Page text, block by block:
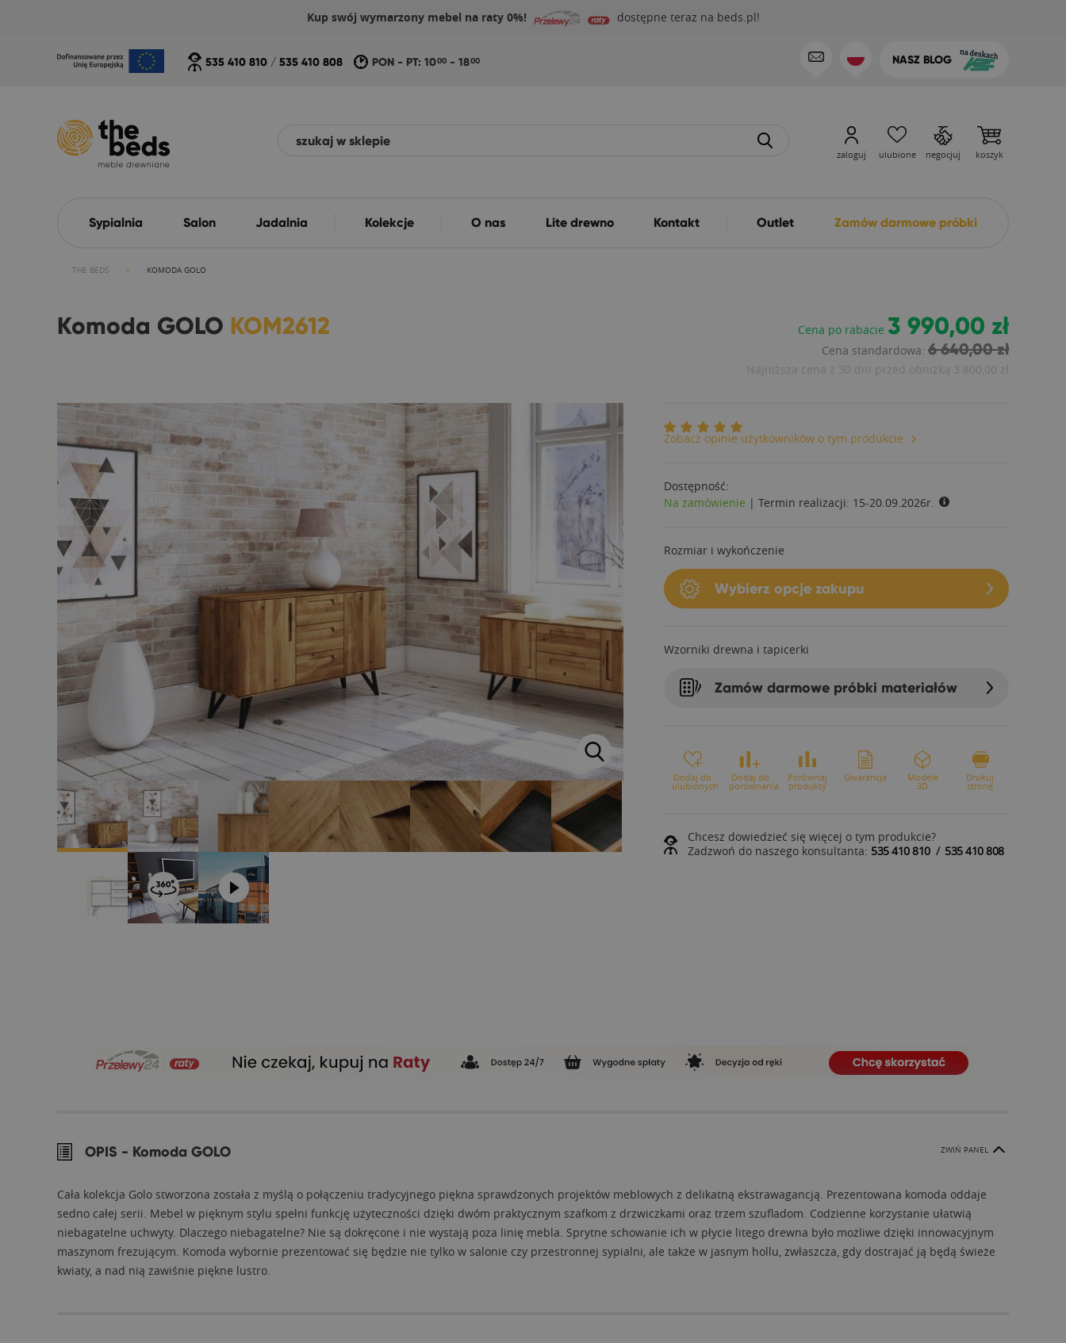
Kup swój wymarzony mebel na raty 0%! dostępne teraz na beds.pl!
NASZ BLOG
535 410 810 / 535 410 808 PON - PT: 1000 - 1800
zaloguj ulubione negocjuj koszyk
Sypialnia Salon Jadalnia Kolekcje O nas Lite drewno Kontakt Outlet Zamów darmowe próbki
THE BEDS KOMODA GOLO
Komoda GOLO KOM2612 Cena po rabacie 3 990,00 zł
Cena standardowa: 6 640,00 zł
Najniższa cena z 30 dni przed obniżką 3 800,00 zł
Zobacz opinie użytkowników o tym produkcie
Dostępność:
Na zamówienie | Termin realizacji: 15-20.09.2026r.
Rozmiar i wykończenie
Wybierz opcje zakupu
Wzorniki drewna i tapicerki
Zamów darmowe próbki materiałów
Dodaj do
ulubionych
Dodaj do
porównania
Porównaj
produkty
Gwarancja Modele
3D
Drukuj
stronę
Chcesz dowiedzieć się więcej o tym produkcie?
Zadzwoń do naszego konsultanta: 535 410 810/ 535 410 808
OPIS - Komoda GOLO ZWIŃ PANEL
Cała kolekcja Golo stworzona została z myślą o połączeniu tradycyjnego piękna sprawdzonych projektów meblowych z delikatną ekstrawagancją. Prezentowana komoda oddaje
sedno całej serii. Mebel w pięknym stylu spełni funkcję użyteczności dzięki dwóm praktycznym szafkom z drzwiczkami oraz trzem szufladom. Codzienne korzystanie ułatwią
niebagatelne uchwyty. Dlaczego niebagatelne? Nie są dokręcone i nie wystają poza linię mebla. Sprytne schowanie ich w płycie litego drewna było możliwe dzięki innowacyjnym
maszynom frezującym. Komoda wybornie prezentować się będzie nie tylko w salonie czy przestronnej sypialni, ale także w jasnym hollu, zwłaszcza, gdy dostrajać ją będą świeże
kwiaty, a nad nią zawiśnie piękne lustro.